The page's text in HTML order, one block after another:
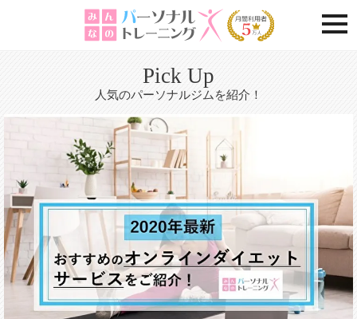
Pick Up
人気のパーソナルジムを紹介！